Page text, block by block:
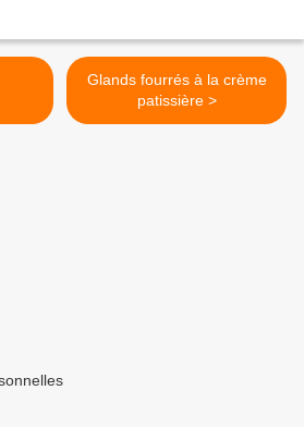
Glands fourrés à la crème
patissière >